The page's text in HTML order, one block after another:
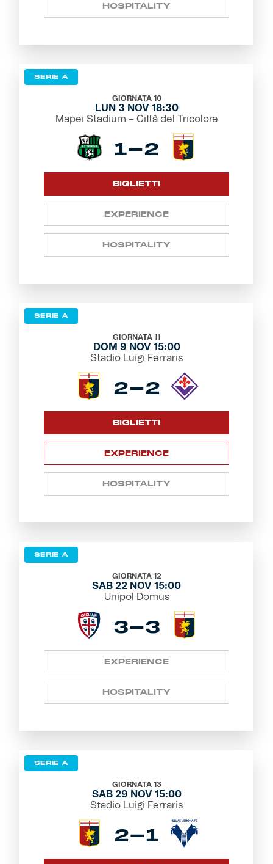
HOSPITALITY
SERIE A
GIORNATA 10
LUN 3 NOV 18:30
Mapei Stadium – Città del Tricolore
1-2
BIGLIETTI
EXPERIENCE
HOSPITALITY
SERIE A
GIORNATA 11
DOM 9 NOV 15:00
Stadio Luigi Ferraris
2-2
BIGLIETTI
EXPERIENCE
HOSPITALITY
SERIE A
GIORNATA 12
SAB 22 NOV 15:00
Unipol Domus
3-3
EXPERIENCE
HOSPITALITY
SERIE A
GIORNATA 13
SAB 29 NOV 15:00
Stadio Luigi Ferraris
2-1